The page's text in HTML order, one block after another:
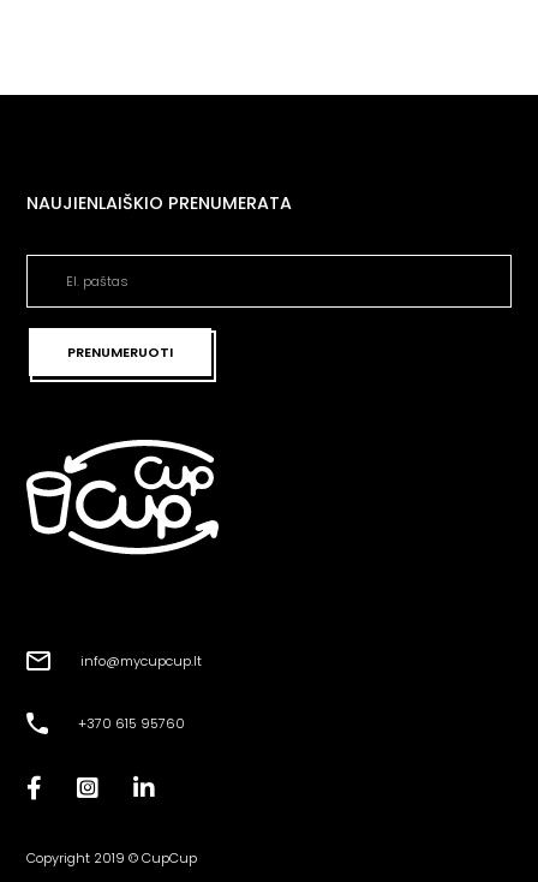
info@mycupcup.lt
+370 615 95760
Copyright 2019 © CupCup
NAUJIENLAIŠKIO PRENUMERATA
PRENUMERUOTI